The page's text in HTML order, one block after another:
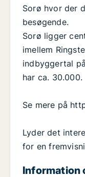
Sorø hvor der
besøgende.
Sorø ligger
imellem
indbyggertal
har ca. 30.000.
Se mere på
Lyder det
for en
Information